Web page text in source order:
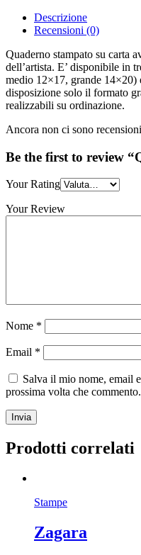
Descrizione
Recensioni (0)
Quaderno stampato su carta
dell’artista. E’ disponibile in
medio 12×17, grande 14×20)
disposizione solo il formato
realizzabili su ordinazione.
Ancora non ci sono
Be the first to review
Your Rating
Your Review
Nome *
Email *
Salva il mio nome, email
prossima volta che commento.
Prodotti correlati
Stampe
Zagara